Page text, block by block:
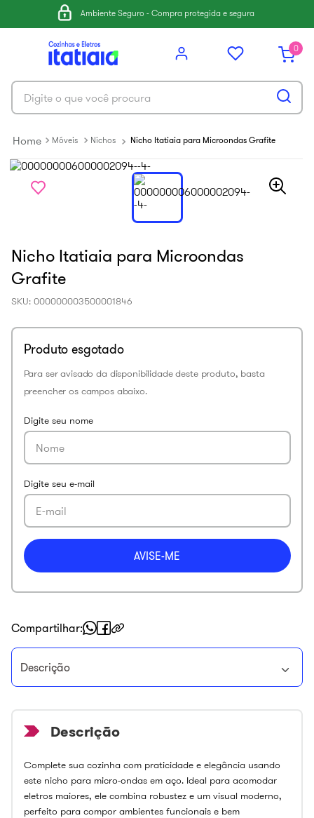
Ambiente Seguro - Compra protegida e segura
0
Digite o que você procura
Móveis Nichos Nicho Itatiaia para Microondas Grafite
Nicho Itatiaia para Microondas
Grafite
SKU: 000000003500001846
Compartilhar
Descrição
Complete sua cozinha com praticidade e elegância usando
este nicho para micro-ondas em aço. Ideal para acomodar
eletros maiores, ele combina robustez e um visual moderno,
perfeito para compor ambientes funcionais e bem
balcão itatiaia
new premium
9º
armário cozinha
renova